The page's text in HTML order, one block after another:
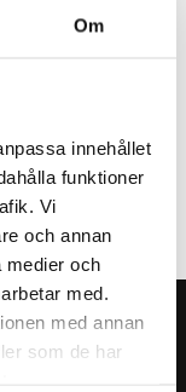
Om
innehållet
funktioner
Vi
och annan
medier och
med.
med annan
som de har